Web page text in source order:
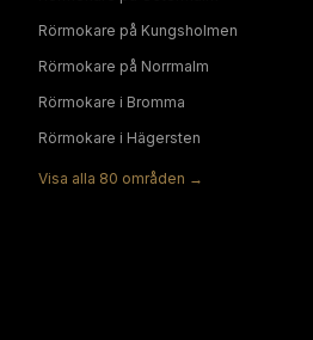
Rörmokare på Kungsholmen
Rörmokare på Norrmalm
Rörmokare i Bromma
Rörmokare i Hägersten
Visa alla 80 områden →